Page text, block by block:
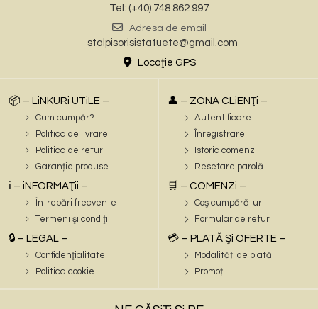
Tel: (+40) 748 862 997
Adresa de email
stalpisorisistatuete@gmail.com
Locaţie GPS
📦 – LiNKURi UTiLE –
Cum cumpăr?
Politica de livrare
Politica de retur
Garanție produse
ℹ️ – iNFORMAŢii –
Întrebări frecvente
Termeni şi condiţii
🔒 – LEGAL –
Confidenţialitate
Politica cookie
👤 – ZONA CLiENŢi –
Autentificare
Înregistrare
Istoric comenzi
Resetare parolă
🛒 – COMENZi –
Coş cumpărături
Formular de retur
💳 – PLATĂ Şi OFERTE –
Modalități de plată
Promoții